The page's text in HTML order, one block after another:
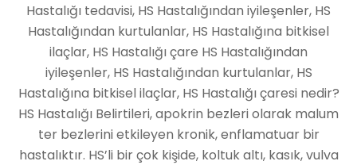
Hastalığı tedavisi, HS Hastalığından iyileşenler, HS
Hastalığından kurtulanlar, HS Hastalığına bitkisel
ilaçlar, HS Hastalığı çare HS Hastalığından
iyileşenler, HS Hastalığından kurtulanlar, HS
Hastalığına bitkisel ilaçlar, HS Hastalığı çaresi nedir?
HS Hastalığı Belirtileri, apokrin bezleri olarak malum
ter bezlerini etkileyen kronik, enflamatuar bir
hastalıktır. HS’li bir çok kişide, koltuk altı, kasık, vulva